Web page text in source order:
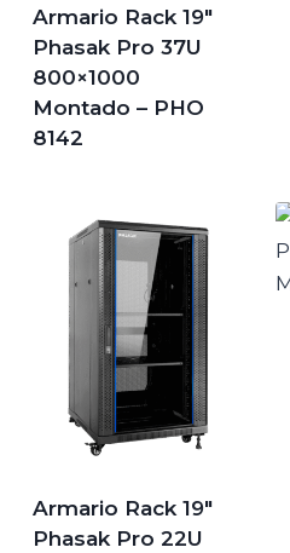
Armario Rack 19″
Phasak Pro 37U
800×1000
Montado – PHO
8142
Armario Rack 19″
Phasak Pro 22U